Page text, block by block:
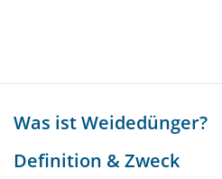
Was ist Weidedünger?
Definition & Zweck